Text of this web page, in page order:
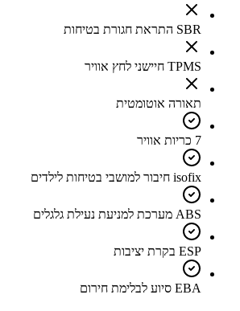
SBR התראת חגורת בטיחות
TPMS חיישני לחץ אוויר
תאורה אוטומטית
7 כריות אוויר
isofix חיבור למושבי בטיחות לילדים
ABS מערכת למניעת נעילת גלגלים
ESP בקרת יציבות
EBA סיוע לבלימת חירום